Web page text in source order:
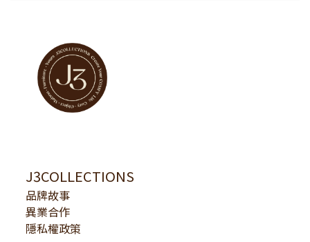
J3COLLECTIONS
品牌故事
異業合作
隱私權政策